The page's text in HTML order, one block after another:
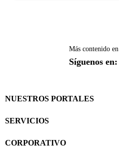
Más contenido en
Síguenos en:
NUESTROS PORTALES
SERVICIOS
CORPORATIVO